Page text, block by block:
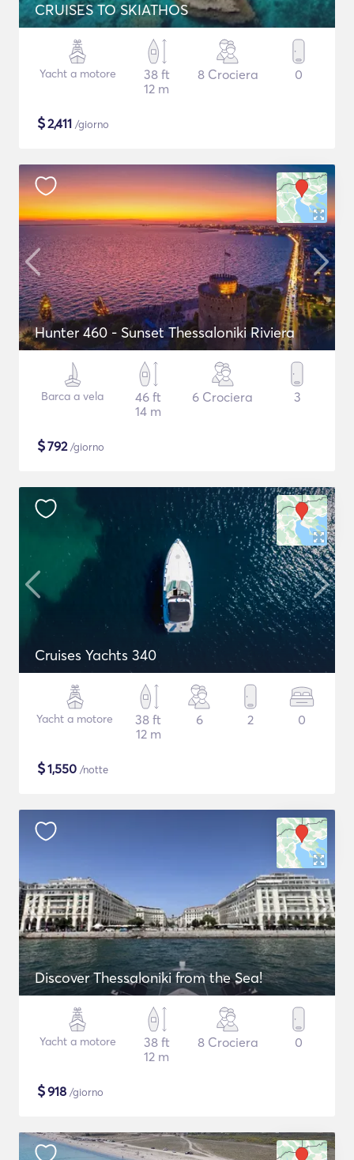
CRUISES TO SKIATHOS
Yacht a motore
38 ft
12 m
8 Crociera 0
$2,411 /giorno
Hunter 460 - Sunset Thessaloniki Riviera
Barca a vela
46 ft
14 m
6 Crociera 3
$792/giorno
Cruises Yachts 340
Yacht a motore
38 ft
12 m
6 2 0
$1,550 /notte
Discover Thessaloniki from the Sea!
Yacht a motore
38 ft
12 m
8 Crociera 0
$918 /giorno